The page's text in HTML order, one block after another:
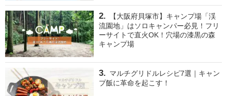
【大阪府貝塚市】キャンプ場「渓
流園地」はソロキャンパー必見！フリ
ーサイトで直火OK！穴場の漆黒の森
キャンプ場
マルチグリドルレシピ7選｜キャン
プ飯に革命を起こす！